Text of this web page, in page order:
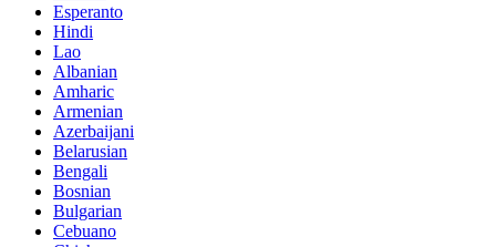
Esperanto
Hindi
Lao
Albanian
Amharic
Armenian
Azerbaijani
Belarusian
Bengali
Bosnian
Bulgarian
Cebuano